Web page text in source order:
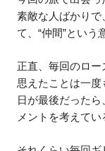
素敵な人ばかりで
て、“仲間”という
正直、毎回のロ
思えたことは一
日が最後だった
メントを考えて